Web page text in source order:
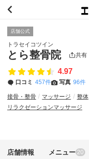
店舗公式
トラセイコツイン
とら整骨院 共有
4.97
口コミ 457件 写真 96件
接骨・整骨 マッサージ 整体
リラクゼーションマッサージ
店舗情報 メニュー 20